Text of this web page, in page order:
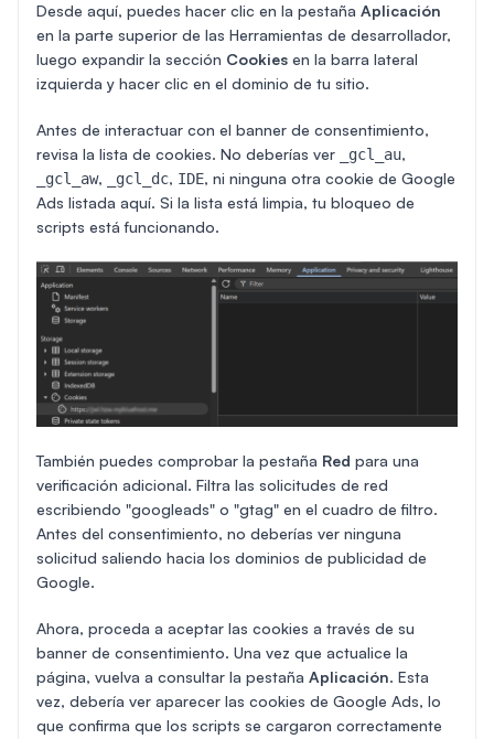
Desde aquí, puedes hacer clic en la pestaña Aplicación
en la parte superior de las Herramientas de desarrollador,
luego expandir la sección Cookies en la barra lateral
izquierda y hacer clic en el dominio de tu sitio.
Antes de interactuar con el banner de consentimiento,
revisa la lista de cookies. No deberías ver
_gcl_au,
_gcl_aw, _gcl_dc, IDE, ni ninguna otra cookie de Google
Ads listada aquí. Si la lista está limpia, tu bloqueo de
scripts está funcionando.
También puedes comprobar la pestaña Red para una
verificación adicional. Filtra las solicitudes de red
escribiendo "googleads" o "gtag" en el cuadro de filtro.
Antes del consentimiento, no deberías ver ninguna
solicitud saliendo hacia los dominios de publicidad de
Google.
Ahora, proceda a aceptar las cookies a través de su
banner de consentimiento. Una vez que actualice la
página, vuelva a consultar la pestaña Aplicación. Esta
vez, debería ver aparecer las cookies de Google Ads, lo
que confirma que los scripts se cargaron correctamente